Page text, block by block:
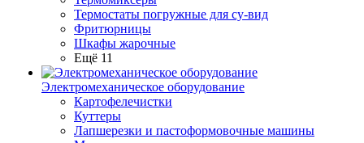
Термостаты погружные для су-вид
Фритюрницы
Шкафы жарочные
Ещё 11
Электромеханическое оборудование
Картофелечистки
Куттеры
Лапшерезки и пастоформовочные машины